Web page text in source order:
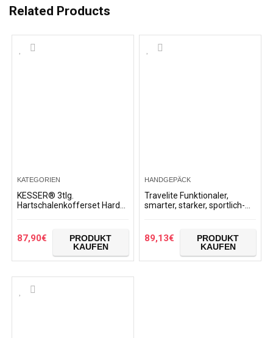
Related Products
KATEGORIEN
KESSER® 3tlg.
Hartschalenkofferset Hard
Koffer Reisekoffer
Reisekofferset Gepäck…
87,90€
PRODUKT
KAUFEN
HANDGEPÄCK
Travelite Funktionaler,
smarter, starker, sportlich-
Trolley Soho Koffer, 66…
89,13€
PRODUKT
KAUFEN